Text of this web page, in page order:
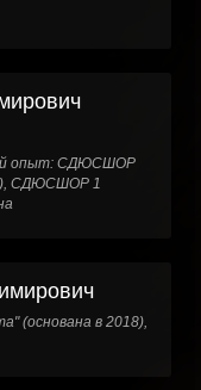
опыт: СДЮСШОР
СДЮСШОР 1
(основана в 2018),